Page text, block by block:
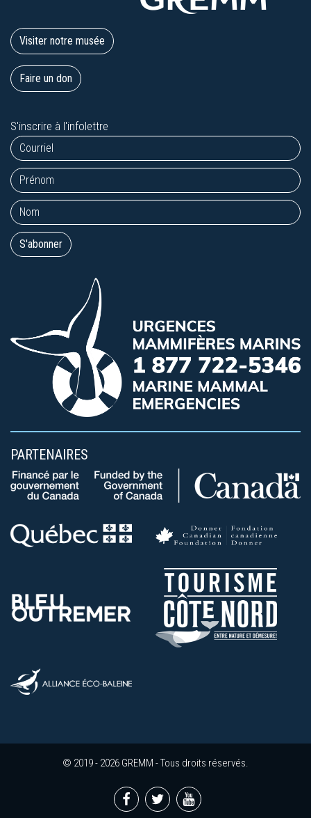
Visiter notre musée
Faire un don
S'inscrire à l'infolettre
PARTENAIRES
© 2019 - 2026 GREMM - Tous droits réservés.